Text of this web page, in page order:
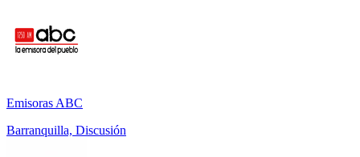
Emisoras ABC
Barranquilla, Discusión